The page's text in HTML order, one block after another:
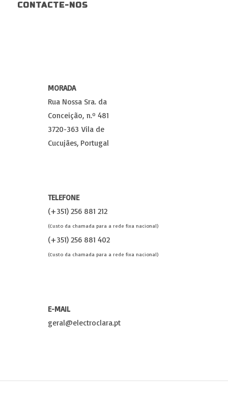
CONTACTE-NOS
MORADA
Rua Nossa Sra. da
Conceição, n.º 481
3720-363 Vila de
Cucujães, Portugal
TELEFONE
(+351) 256 881 212
(Custo da chamada para a rede fixa nacional)
(+351) 256 881 402
(Custo da chamada para a rede fixa nacional)
E-MAIL
geral@electroclara.pt